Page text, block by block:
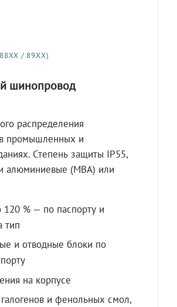
/ 89XX)
шинопровод
распределения
промышленных и
Степень защиты IP55,
алюминиевые (МВА) или
120 % — по паспорту и
тип
и отводные блоки по
на корпусе
и фенольных смол,